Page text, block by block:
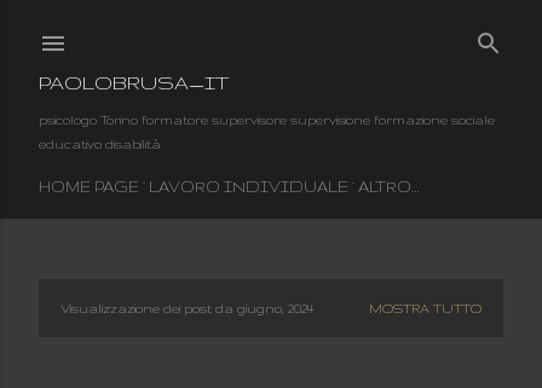
PAOLOBRUSA_IT
psicologo Torino formatore supervisore supervisione formazione sociale
educativo disabilità
HOME PAGE LAVORO INDIVIDUALE ALTRO…
Visualizzazione dei post da giugno, 2024 MOSTRA TUTTO